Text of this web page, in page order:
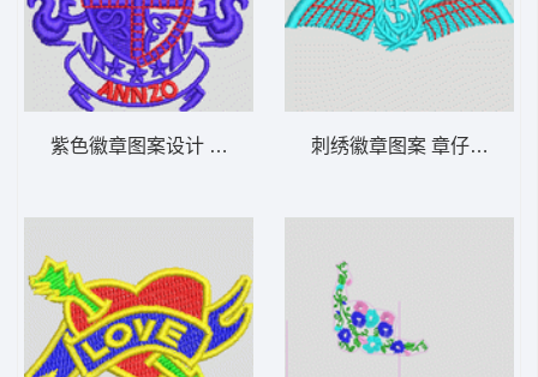
紫色徽章图案设计 章仔 刺绣徽章图案 章仔翅膀